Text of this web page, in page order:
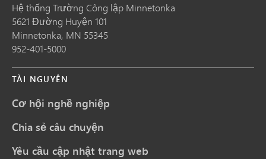
Hệ thống Trường Công lập Minnetonka
5621 Đường Huyện 101
Minnetonka, MN 55345
952-401-5000
TÀI NGUYÊN
Cơ hội nghề nghiệp
Chia sẻ câu chuyện
Yêu cầu cập nhật trang web